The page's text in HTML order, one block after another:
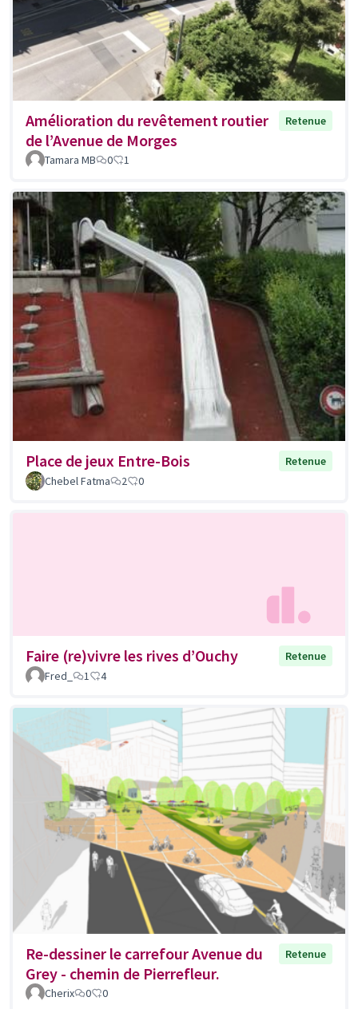
Amélioration du revêtement routier
de l’Avenue de Morges
Retenue
Tamara MB 0 1
Place de jeux Entre-Bois
Retenue
Chebel Fatma
2 0
Faire (re)vivre les rives d’Ouchy
Retenue
Fred_
1 4
Re-dessiner le carrefour Avenue du
Grey - chemin de Pierrefleur.
Retenue
Cherix 0 0